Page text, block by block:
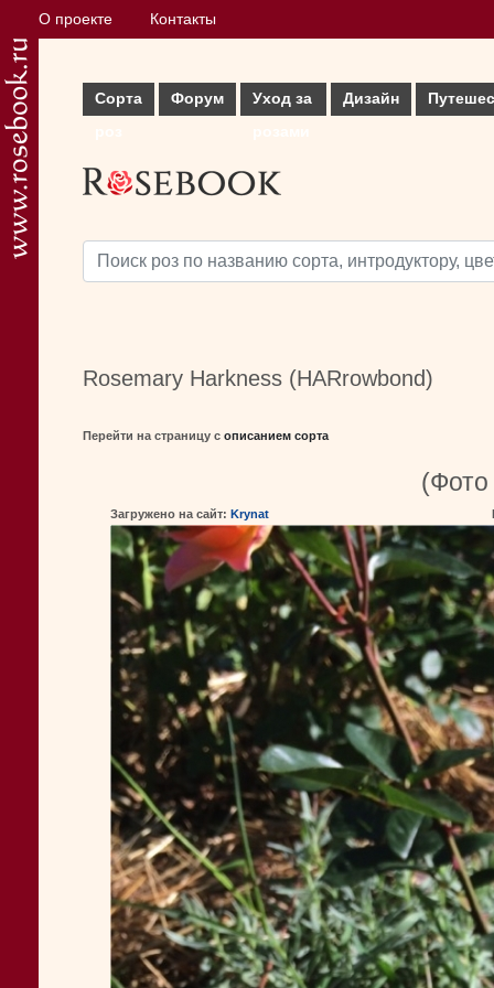
О проекте Контакты
Сорта
Форум
Уход за
Дизайн
Rosemary Harkness (HARrowbond)
Перейти на страницу с описанием сорта
(Фото
Загружено на сайт: Krynat